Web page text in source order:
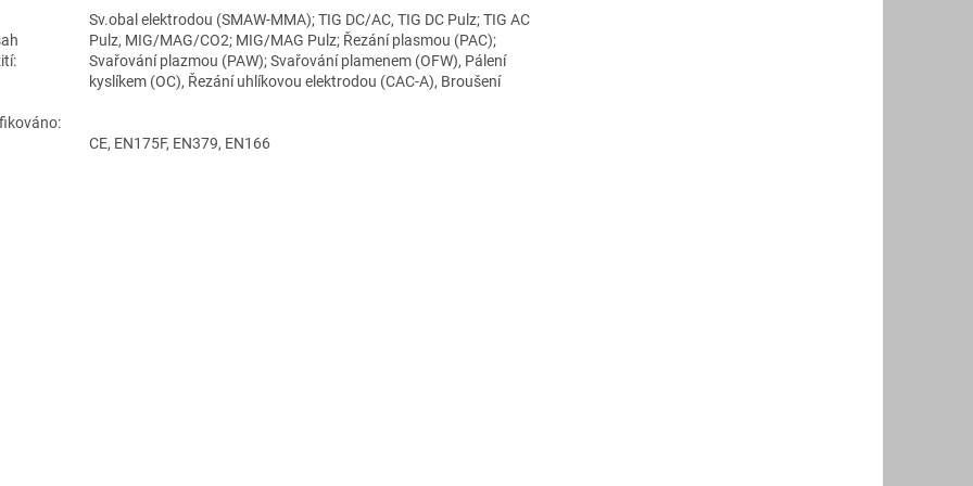
Sv.obal elektrodou (SMAW-MMA); TIG DC/AC, TIG DC Pulz; TIG AC
Pulz, MIG/MAG/CO2; MIG/MAG Pulz; Řezání plasmou (PAC);
Svařování plazmou (PAW); Svařování plamenem (OFW), Pálení
kyslíkem (OC), Řezání uhlíkovou elektrodou (CAC-A), Broušení
CE, EN175F, EN379, EN166